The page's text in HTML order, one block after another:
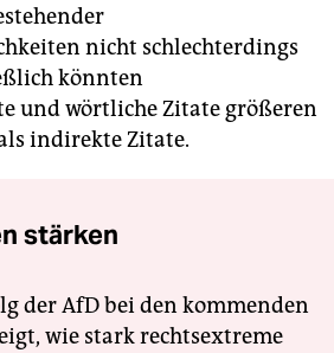
nicht schlechterdings
könnten
und wörtliche Zitate größeren
indirekte Zitate.
stärken
der AfD bei den kommenden
wie stark rechtsextreme